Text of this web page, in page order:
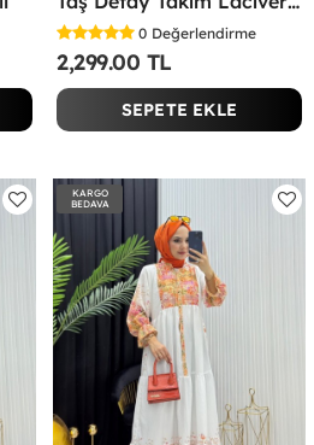
0 Değerlendirme
2,299.00 TL
SEPETE EKLE
KARGO
BEDAVA